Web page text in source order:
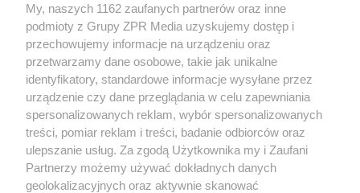
Żaden utwór zamieszczony w serwisie nie może być powielany i
rozpowszechniany lub dalej rozpowszechniany w jakikolwiek sposób (w
tym także elektroniczny lub mechaniczny) na jakimkolwiek polu
eksploatacji w jakiejkolwiek formie, włącznie z umieszczaniem w
Internecie bez pisemnej zgody właściciela praw. Jakiekolwiek użycie lub
wykorzystanie utworów w całości lub w części z naruszeniem prawa,
tzn. bez właściwej zgody, jest zabronione pod groźbą kary i może być
ścigane prawnie.
My, naszych 1162 zaufanych partnerów oraz inne
podmioty z Grupy ZPR Media uzyskujemy dostęp i
przechowujemy informacje na urządzeniu oraz
przetwarzamy dane osobowe, takie jak unikalne
identyfikatory, standardowe informacje wysyłane przez
urządzenie czy dane przeglądania w celu zapewniania
spersonalizowanych reklam, wybór spersonalizowanych
treści, pomiar reklam i treści, badanie odbiorców oraz
ulepszanie usług. Za zgodą Użytkownika my i Zaufani
Partnerzy możemy używać dokładnych danych
geolokalizacyjnych oraz aktywnie skanować